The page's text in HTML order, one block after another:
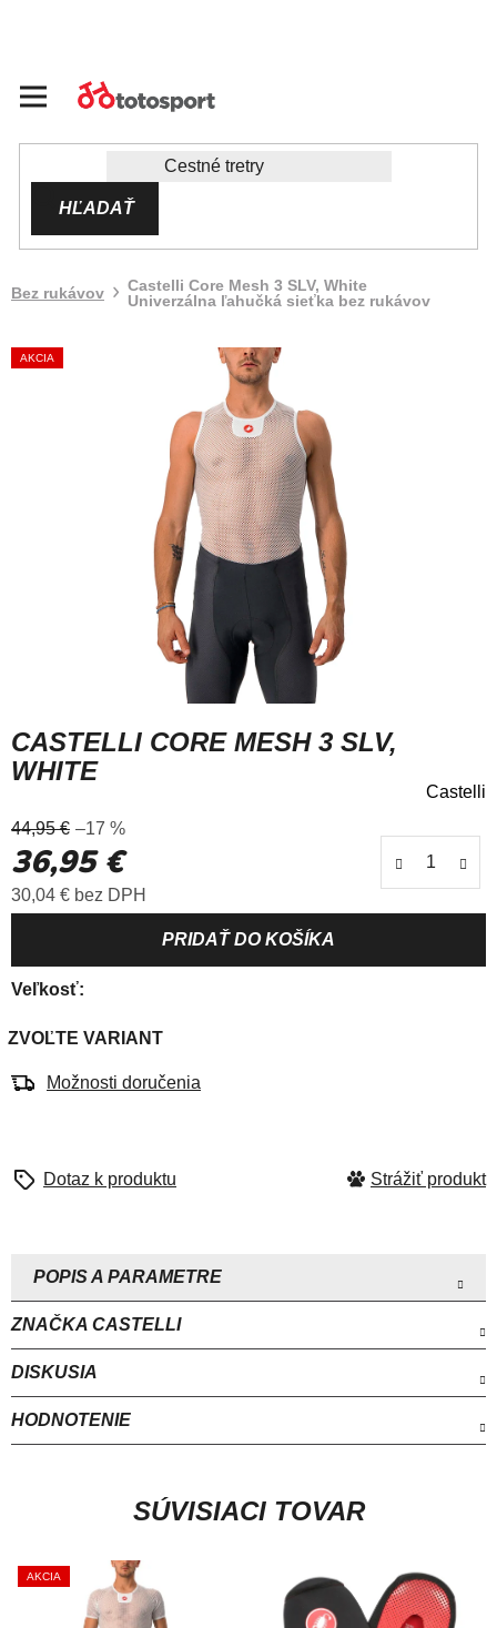
HĽADAŤ
Bez rukávov
Castelli Core Mesh 3 SLV, White
Univerzálna ľahučká sieťka bez rukávov
CASTELLI CORE MESH 3 SLV,
WHITE
hodnotenie
produktu
0,0
hviezdičiek.
Castelli
Veľkosť
ZVOĽTE VARIANT
Možnosti doručenia
44,95 € –17 %
36,95 €
30,04 € bez DPH
Strážiť
AKCIA
ZNAČKA CASTELLI
DISKUSIA
HODNOTENIE
SÚVISIACI TOVAR
AKCIA